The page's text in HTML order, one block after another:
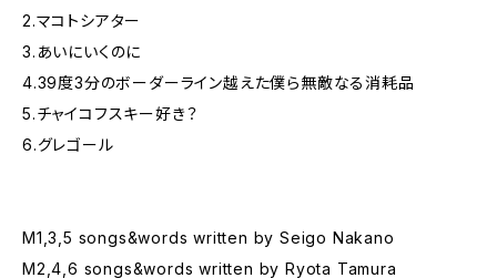
2.マコトシアター
3.あいにいくのに
4.39度3分のボーダーライン越えた僕ら無敵なる消耗品
5.チャイコフスキー好き？
6.グレゴール
M1,3,5 songs&words written by Seigo Nakano
M2,4,6 songs&words written by Ryota Tamura